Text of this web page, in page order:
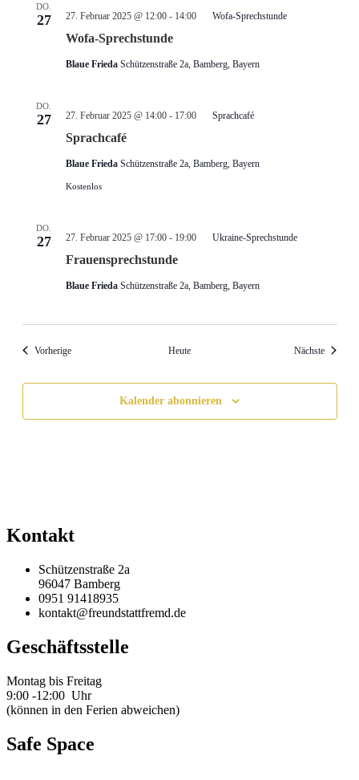
DO.
27
Wofa-Sprechstunde
27. Februar 2025 @ 12:00- 14:00 Wofa-Sprechstunde
Blaue Frieda Schützenstraße 2a, Bamberg, Bayern
DO.
27
Sprachcafé
27. Februar 2025 @ 14:00- 17:00 Sprachcafé
Blaue Frieda Schützenstraße 2a, Bamberg, Bayern
Kostenlos
DO.
27
Frauensprechstunde
27. Februar 2025 @ 17:00- 19:00 Ukraine-Sprechstunde
Blaue Frieda Schützenstraße 2a, Bamberg, Bayern
VorherigeVeranstaltungen Heute Nächste
Kalender abonnieren
Kontakt
Schützenstraße 2a
96047 Bamberg
0951 91418935
kontakt@freundstattfremd.de
Geschäftsstelle
Montag bis Freitag
9:00 -12:00 Uhr
(können in den Ferien abweichen)
Safe Space